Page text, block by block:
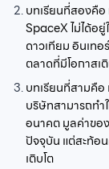
บทเรียนที่สองคื
SpaceX ไม่ได้อ
ดาวเทียม อินเท
ตลาดที่มีโอกาสเ
บทเรียนที่สามคือ
บริษัทสามารถทำ
อนาคต มูลค่าขอ
ปัจจุบัน แต่สะท้อ
เติบโต